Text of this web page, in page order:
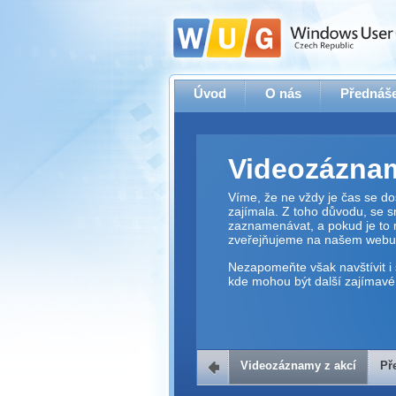
Úvod O nás
Víme, že ne vždy je čas se
zajímala. Z toho důvodu, se
zaznamenávat, a pokud je to
zveřejňujeme na našem webu.
Nezapomeňte však navštívit i
kde mohou být další zajímavé
Přehrávač
Videozáznamy z akcí